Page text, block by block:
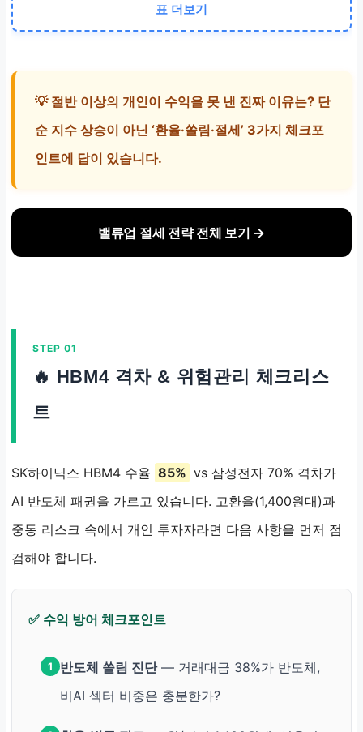
+9.2%
-2.3%
표 더보기
💡 절반 이상의 개인이 수익을 못 낸 진짜 이유는? 단
순 지수 상승이 아닌 ‘환율·쏠림·절세’ 3가지 체크포
인트에 답이 있습니다.
밸류업 절세 전략 전체 보기 →
STEP 01
🔥 HBM4 격차 & 위험관리 체크리스
트
SK하이닉스 HBM4 수율 85% vs 삼성전자 70% 격차가
AI 반도체 패권을 가르고 있습니다. 고환율(1,400원대)과
중동 리스크 속에서 개인 투자자라면 다음 사항을 먼저 점
검해야 합니다.
✅ 수익 방어 체크포인트
1 반도체 쏠림 진단— 거래대금 38%가 반도체,
비AI 섹터 비중은 충분한가?